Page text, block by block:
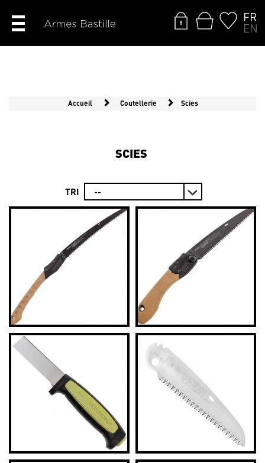
FR
EN
Accueil Coutellerie Scies
SCIES
TRI